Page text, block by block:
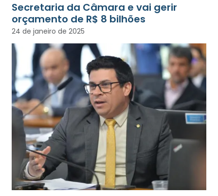
Secretaria da Câmara e vai gerir
orçamento de R$ 8 bilhões
24 de janeiro de 2025